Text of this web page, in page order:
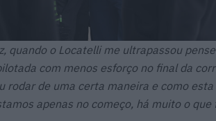
quando o Locatelli me ultrapassou
com menos esforço no final da
rodar de uma certa maneira e como
apenas no começo, há muito o que